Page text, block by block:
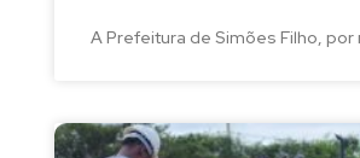
A Prefeitura de Simões Filho, por